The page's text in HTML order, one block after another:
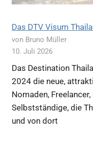
Das DTV Visum
von Bruno Müller
10. Juli 2026
Das Destination
2024 die neue,
Nomaden,
Selbstständige, die
und von dort